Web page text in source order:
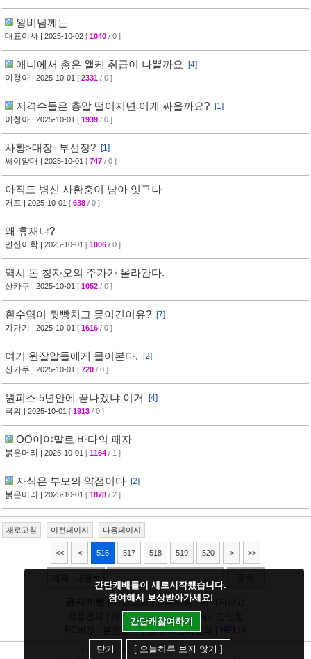
왕비님께는
대표이사 | 2025-10-02 [ 1040 / 0 ]
애니에서 총은 왤케 취급이 나쁠까요
[4]
이청아 | 2025-10-01 [ 2331 / 0 ]
저격수들은 총알 떨어지면 어케 싸울까요?
[1]
이청아 | 2025-10-01 [ 1939 / 0 ]
사황>대장=부선장?
[1]
쎄이얌매 | 2025-10-01 [ 747 / 0 ]
아직도 병신 사황충이 남아 잇구나
거프 | 2025-10-01 [ 638 / 0 ]
왜 휴재냐?
만신이학 | 2025-10-01 [ 1006 / 0 ]
역시 돈 칭자오의 주가가 올라간다.
산카쿠 | 2025-10-01 [ 1052 / 0 ]
흰수염이 뒷빵치고 못이긴이유?
[7]
가가기
| 2025-10-01 [ 1616 / 0 ]
여기 원잘알들에게 물어본다.
[2]
산카쿠 | 2025-10-01 [ 720 / 0 ]
원피스 5년안에 끝나겠냐 이거
[4]
극의 | 2025-10-01 [ 1913 / 0 ]
OO이야말로 바다의 패자
붉은머리 | 2025-10-01 [ 1164 / 1 ]
자식은 부모의 약점이다
[2]
붉은머리
| 2025-10-01 [ 1878 / 2 ]
새로고침 이전페이지 다음페이지
<< < 516 517 518 519 520 > >>
|다크모드|건의사항|이미지신고
캐릭건의|기타디비|
클론신고|정지/패널티문의 H
X
Copyright
CHUINGCommunications.
간단캐배틀이 새로시작됐습니다.
참여해서 보상받아가세요!
간단캐참여하기
닫기 [ 오늘하루 보지 않기 ]